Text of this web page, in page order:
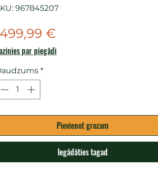
967845207
€
par piegādi
*
Pievienot grozam
Iegādāties tagad